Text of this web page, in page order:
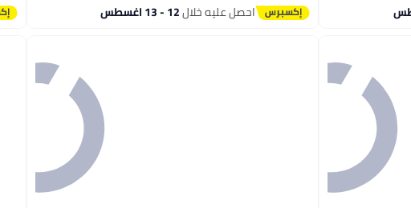
احصل عليه خلال12 - 13 اغسطس